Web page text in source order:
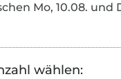
Mo, 10.08. und
wählen: